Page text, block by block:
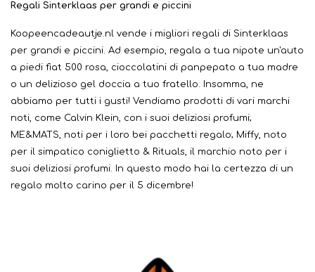
Regali Sinterklaas per grandi e piccini
Koopeencadeautje.nl vende i migliori regali di Sinterklaas
per grandi e piccini. Ad esempio, regala a tua nipote un'auto
a piedi fiat 500 rosa, cioccolatini di panpepato a tua madre
o un delizioso gel doccia a tuo fratello. Insomma, ne
abbiamo per tutti i gusti! Vendiamo prodotti di vari marchi
noti, come Calvin Klein, con i suoi deliziosi profumi;
ME&MATS, noti per i loro bei pacchetti regalo; Miffy, noto
per il simpatico coniglietto & Rituals, il marchio noto per i
suoi deliziosi profumi. In questo modo hai la certezza di un
regalo molto carino per il 5 dicembre!